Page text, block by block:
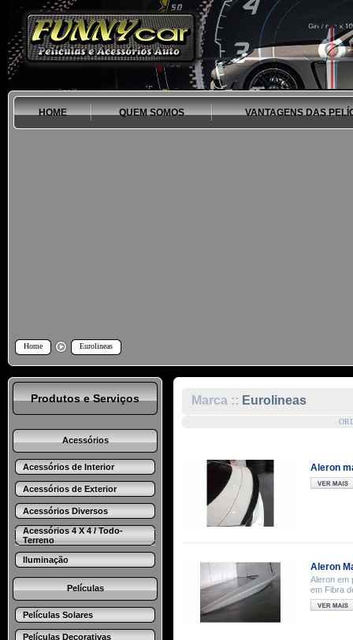
HOME QUEM SOMOS VANTAGENS DAS
Home Eurolineas
Produtos e Serviços
Acessórios
Acessórios de Interior
Acessórios de Exterior
Acessórios Diversos
Acessórios 4 X 4 / Todo-
Terreno
Iluminação
Películas
Películas Solares
Películas Decorativas
Marca :: Eurolineas
Aleron
Aleron
Aleron em
em Fibra